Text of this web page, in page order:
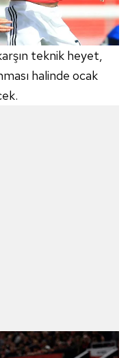
teknik heyet,
halinde ocak